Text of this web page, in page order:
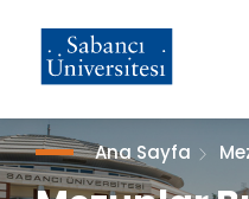
içeriğe
Ana Sayfa